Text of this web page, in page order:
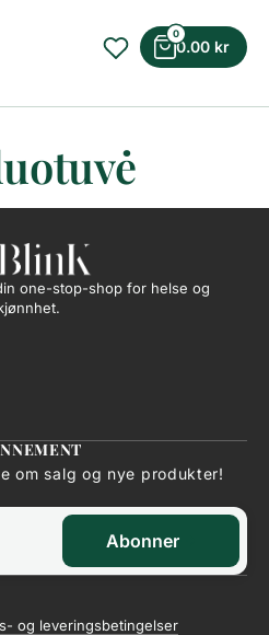
0.00 kr
0
one-stop-shop for helse og
om salg og nye produkter!
Abonner
og leveringsbetingelser